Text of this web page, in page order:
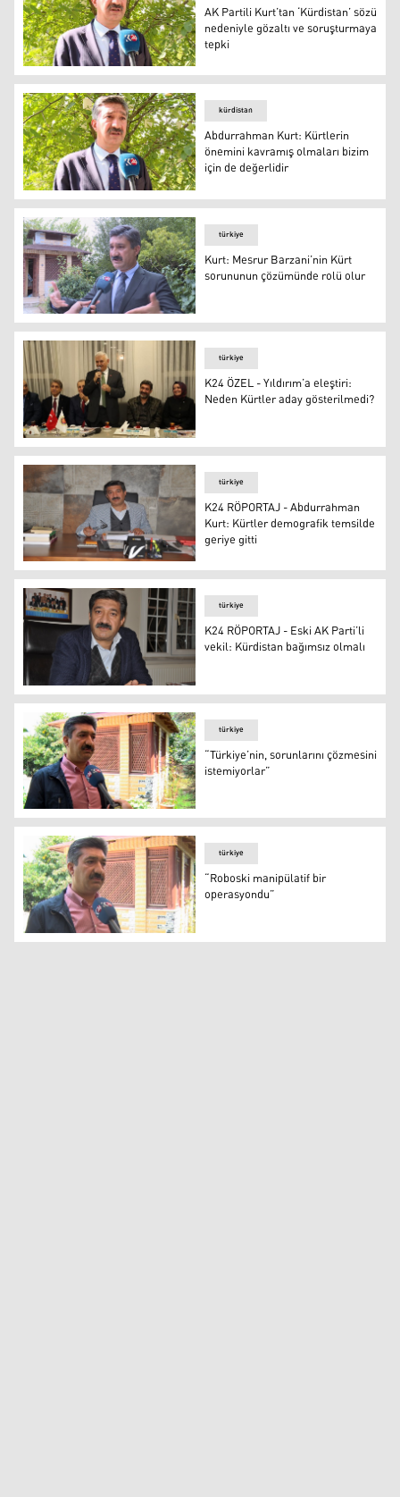
Foto: Arşiv
AK Partili Kurt’tan ‘Kürdistan’ sözü
nedeniyle gözaltı ve soruşturmaya
tepki
Abdurrahman Kurt
kürdistan
Abdurrahman Kurt: Kürtlerin
önemini kavramış olmaları bizim
için de değerlidir
Kurt: Mesrur Barzani’nin Kürt sorununun çözümünde
türkiye
Kurt: Mesrur Barzani’nin Kürt
sorununun çözümünde rolü olur
K24 ÖZEL - Yıldırım’a eleştiri: Neden Kürtler aday
türkiye
K24 ÖZEL - Yıldırım’a eleştiri:
Neden Kürtler aday gösterilmedi?
K24 RÖPORTAJ - Abdurrahman Kurt: Kürtler
türkiye
K24 RÖPORTAJ - Abdurrahman
Kurt: Kürtler demografik temsilde
geriye gitti
K24 RÖPORTAJ - Eski AK Parti’li vekil: Kürdistan
türkiye
K24 RÖPORTAJ - Eski AK Parti’li
vekil: Kürdistan bağımsız olmalı
“Türkiye’nin, sorunlarını çözmesini istemiyorlar”
türkiye
“Türkiye’nin, sorunlarını çözmesini
istemiyorlar”
“Roboski manipülatif bir operasyondu”
türkiye
“Roboski manipülatif bir
operasyondu”